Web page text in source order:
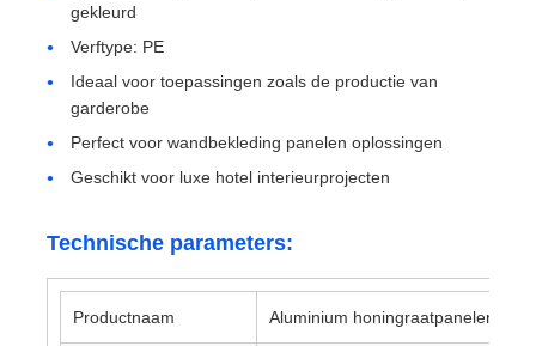
Kleurgecoate aluminium spiraal
aluminiumrol
De Rol van de aluminiumstrook
Aluminium geruite plaat
In reliëf gemaakt aluminium
gekleurd
Verftype: PE
Ideaal voor toepassingen zoals de productie van
garderobe
Perfect voor wandbekleding panelen oplossingen
Geschikt voor luxe hotel interieurprojecten
Technische parameters:
Productnaam Aluminium honingraatpanelen